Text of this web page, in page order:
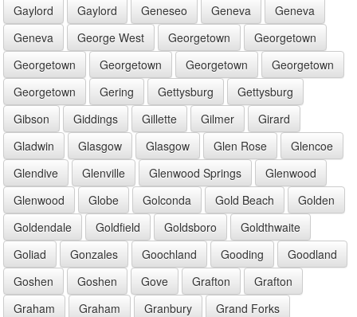
Gaylord
Gaylord Geneseo Geneva
Geneva
Geneva
George West Georgetown
Georgetown
Georgetown
Georgetown Georgetown
Georgetown
Georgetown
Gering Gettysburg
Gettysburg
Gibson
Giddings Gillette Gilmer
Girard
Gladwin
Glasgow Glasgow Glen Rose
Glencoe
Glendive
Glenville Glenwood Springs
Glenwood
Glenwood
Globe Golconda Gold Beach
Golden
Goldendale
Goldfield Goldsboro
Goldthwaite
Goliad
Gonzales Goochland Gooding
Goodland
Goshen
Goshen Gove Grafton
Grafton
Graham
Graham Granbury
Grand Forks